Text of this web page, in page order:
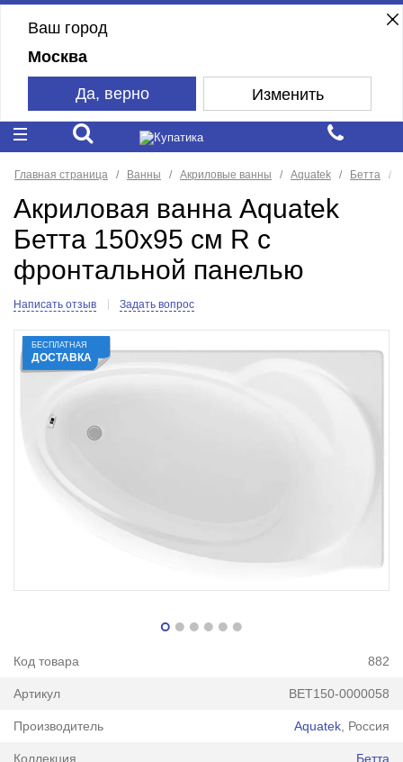
Ваш город
Москва
Да, верно Изменить
Главная страница Ванны Акриловые ванны Aquatek Бетта
Акриловая ванна Aquatek
Бетта 150х95 см R с
фронтальной панелью
Написать отзыв Задать вопрос
БЕСПЛАТНАЯ
ДОСТАВКА
Код товара 882
Артикул BET150-0000058
Производитель Aquatek , Россия
Коллекция Бетта